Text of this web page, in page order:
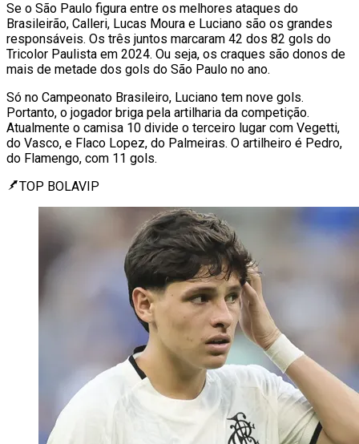
Se o São Paulo figura entre os melhores ataques do
Brasileirão, Calleri, Lucas Moura e Luciano são os grandes
responsáveis. Os três juntos marcaram 42 dos 82 gols do
Tricolor Paulista em 2024. Ou seja, os craques são donos de
mais de metade dos gols do São Paulo no ano.
Só no Campeonato Brasileiro, Luciano tem nove gols.
Portanto, o jogador briga pela artilharia da competição.
Atualmente o camisa 10 divide o terceiro lugar com Vegetti,
do Vasco, e Flaco Lopez, do Palmeiras. O artilheiro é Pedro,
do Flamengo, com 11 gols.
TOP BOLAVIP